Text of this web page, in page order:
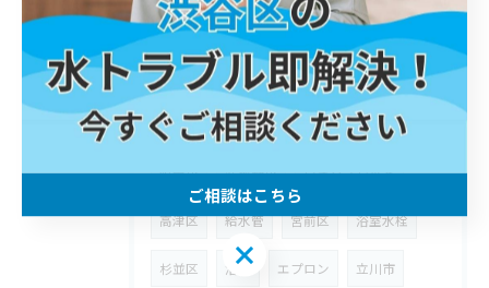
世田谷区 蛇口 西多摩郡 桝
埼玉県 狭山市 ウォーターハンマー
台所 八潮市 漏水 修理 川崎区
町田市 武蔵野市 ウォシュレット
高津区 給水管 宮前区 浴室水栓
杉並区 浴室 エプロン 立川市
ご相談はこちら
ご相談はこちら